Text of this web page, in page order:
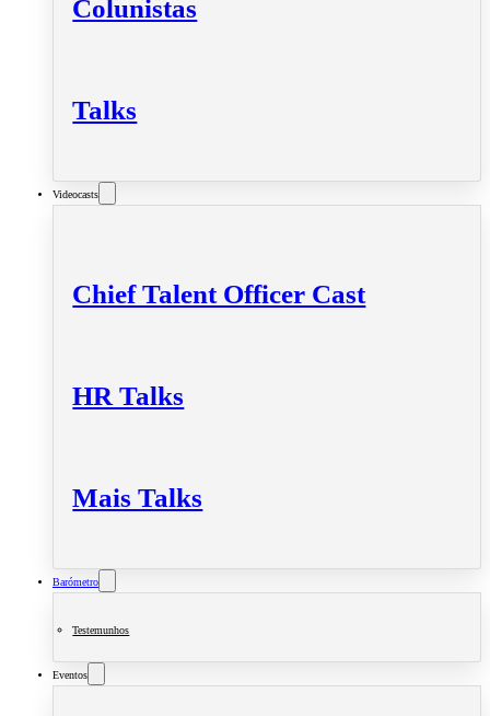
Colunistas
Talks
Videocasts
Chief Talent Officer Cast
HR Talks
Mais Talks
Barómetro
Testemunhos
Eventos